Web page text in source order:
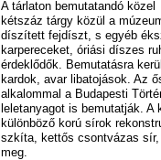
A tárlaton bemutatandó közel
kétszáz tárgy közül a
díszített fejdíszt, s egyéb
karpereceket, óriási díszes
érdeklődők. Bemutatásra
kardok, avar libatojások. Az
alkalommal a Budapesti
leletanyagot is bemutatják.
különböző korú sírok
szkíta, kettős csontvázas sír,
meg.